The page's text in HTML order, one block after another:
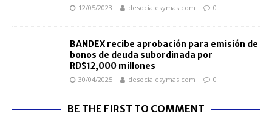
12/05/2023 desocialesymas.com 0
BANDEX recibe aprobación para emisión de
bonos de deuda subordinada por
RD$12,000 millones
30/04/2025 desocialesymas.com 0
BE THE FIRST TO COMMENT